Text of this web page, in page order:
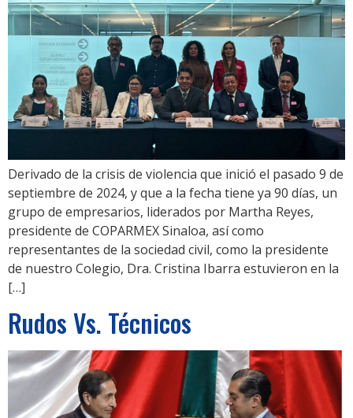
Derivado de la crisis de violencia que inició el pasado 9 de
septiembre de 2024, y que a la fecha tiene ya 90 días, un
grupo de empresarios, liderados por Martha Reyes,
presidente de COPARMEX Sinaloa, así como
representantes de la sociedad civil, como la presidente
de nuestro Colegio, Dra. Cristina Ibarra estuvieron en la
[…]
Rudos Vs. Técnicos